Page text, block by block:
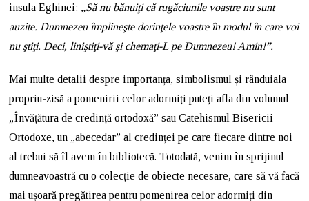
insula Eghinei: „Să nu bănuiţi că rugăciunile voastre nu sunt
auzite. Dumnezeu împlineşte dorinţele voastre în modul în care voi
nu ştiţi. Deci, liniştiţi-vă şi chemaţi-L pe Dumnezeu! Amin!”.
Mai multe detalii despre importanța, simbolismul și rânduiala
propriu-zisă a pomenirii celor adormiți puteți afla din volumul
„Învățătura de credință ortodoxă” sau Catehismul Bisericii
Ortodoxe, un „abecedar” al credinței pe care fiecare dintre noi
al trebui să îl avem în bibliotecă. Totodată, venim în sprijinul
dumneavoastră cu o colecție de obiecte necesare, care să vă facă
mai ușoară pregătirea pentru pomenirea celor adormiți din